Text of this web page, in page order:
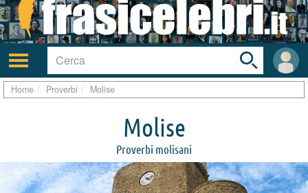
Attiva/disattiva
navigazione
User
area
Toggle
search
bar
Home Proverbi Molise
Molise
Proverbi molisani